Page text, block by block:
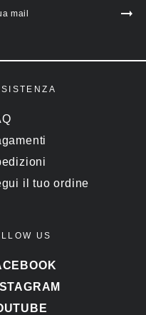
mail
il tuo ordine
US